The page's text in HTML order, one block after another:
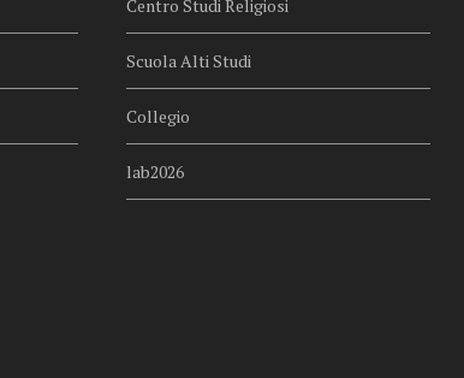
Centro Studi Religiosi
Scuola Alti Studi
Collegio
lab2026